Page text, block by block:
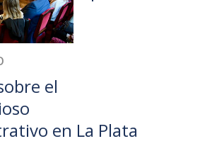
el
en La Plata